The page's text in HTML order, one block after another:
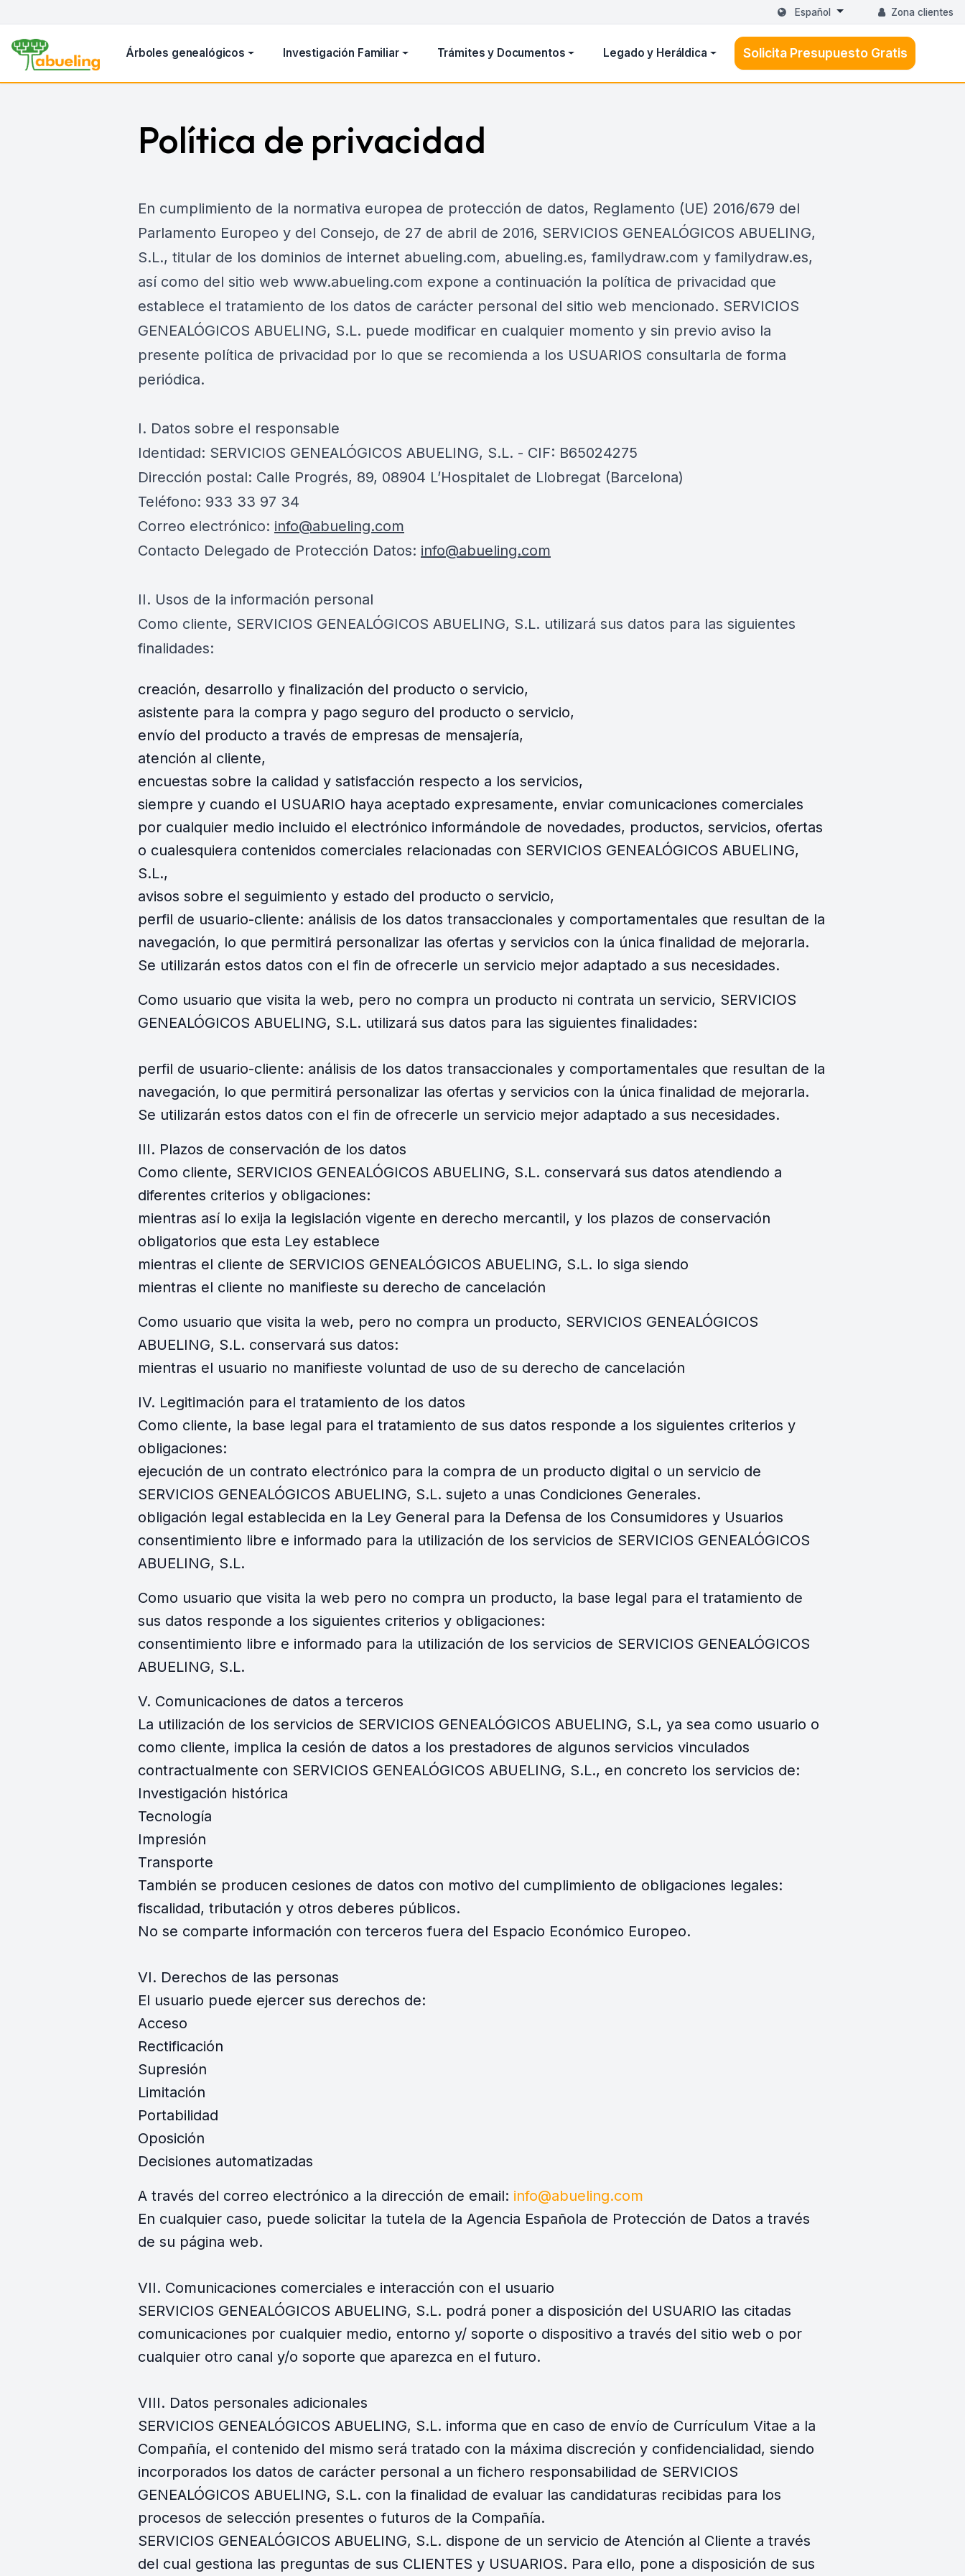
Español Zona clientes
Árboles genealógicos Investigación Familiar Trámites y Documentos Legado y Heráldica Solicita Presupuesto Gratis
Política de privacidad
En cumplimiento de la normativa europea de protección de datos, Reglamento (UE) 2016/679 del
Parlamento Europeo y del Consejo, de 27 de abril de 2016, SERVICIOS GENEALÓGICOS ABUELING,
S.L., titular de los dominios de internet abueling.com, abueling.es, familydraw.com y familydraw.es,
así como del sitio web www.abueling.com expone a continuación la política de privacidad que
establece el tratamiento de los datos de carácter personal del sitio web mencionado. SERVICIOS
GENEALÓGICOS ABUELING, S.L. puede modificar en cualquier momento y sin previo aviso la
presente política de privacidad por lo que se recomienda a los USUARIOS consultarla de forma
periódica.
I. Datos sobre el responsable
Identidad: SERVICIOS GENEALÓGICOS ABUELING, S.L. - CIF: B65024275
Dirección postal: Calle Progrés, 89, 08904 L’Hospitalet de Llobregat (Barcelona)
Teléfono: 933 33 97 34
Correo electrónico: info@abueling.com
Contacto Delegado de Protección Datos: info@abueling.com
II. Usos de la información personal
Como cliente, SERVICIOS GENEALÓGICOS ABUELING, S.L. utilizará sus datos para las siguientes
finalidades:
creación, desarrollo y finalización del producto o servicio,
asistente para la compra y pago seguro del producto o servicio,
envío del producto a través de empresas de mensajería,
atención al cliente,
encuestas sobre la calidad y satisfacción respecto a los servicios,
siempre y cuando el USUARIO haya aceptado expresamente, enviar comunicaciones comerciales
por cualquier medio incluido el electrónico informándole de novedades, productos, servicios, ofertas
o cualesquiera contenidos comerciales relacionadas con SERVICIOS GENEALÓGICOS ABUELING,
S.L.,
avisos sobre el seguimiento y estado del producto o servicio,
perfil de usuario-cliente: análisis de los datos transaccionales y comportamentales que resultan de la
navegación, lo que permitirá personalizar las ofertas y servicios con la única finalidad de mejorarla.
Se utilizarán estos datos con el fin de ofrecerle un servicio mejor adaptado a sus necesidades.
Como usuario que visita la web, pero no compra un producto ni contrata un servicio, SERVICIOS
GENEALÓGICOS ABUELING, S.L. utilizará sus datos para las siguientes finalidades:
perfil de usuario-cliente: análisis de los datos transaccionales y comportamentales que resultan de la
navegación, lo que permitirá personalizar las ofertas y servicios con la única finalidad de mejorarla.
Se utilizarán estos datos con el fin de ofrecerle un servicio mejor adaptado a sus necesidades.
III. Plazos de conservación de los datos
Como cliente, SERVICIOS GENEALÓGICOS ABUELING, S.L. conservará sus datos atendiendo a
diferentes criterios y obligaciones:
mientras así lo exija la legislación vigente en derecho mercantil, y los plazos de conservación
obligatorios que esta Ley establece
mientras el cliente de SERVICIOS GENEALÓGICOS ABUELING, S.L. lo siga siendo
mientras el cliente no manifieste su derecho de cancelación
Como usuario que visita la web, pero no compra un producto, SERVICIOS GENEALÓGICOS
ABUELING, S.L. conservará sus datos:
mientras el usuario no manifieste voluntad de uso de su derecho de cancelación
IV. Legitimación para el tratamiento de los datos
Como cliente, la base legal para el tratamiento de sus datos responde a los siguientes criterios y
obligaciones:
ejecución de un contrato electrónico para la compra de un producto digital o un servicio de
SERVICIOS GENEALÓGICOS ABUELING, S.L. sujeto a unas Condiciones Generales.
obligación legal establecida en la Ley General para la Defensa de los Consumidores y Usuarios
consentimiento libre e informado para la utilización de los servicios de SERVICIOS GENEALÓGICOS
ABUELING, S.L.
Como usuario que visita la web pero no compra un producto, la base legal para el tratamiento de
sus datos responde a los siguientes criterios y obligaciones:
consentimiento libre e informado para la utilización de los servicios de SERVICIOS GENEALÓGICOS
ABUELING, S.L.
V. Comunicaciones de datos a terceros
La utilización de los servicios de SERVICIOS GENEALÓGICOS ABUELING, S.L, ya sea como usuario o
como cliente, implica la cesión de datos a los prestadores de algunos servicios vinculados
contractualmente con SERVICIOS GENEALÓGICOS ABUELING, S.L., en concreto los servicios de:
Investigación histórica
Tecnología
Impresión
Transporte
También se producen cesiones de datos con motivo del cumplimiento de obligaciones legales:
fiscalidad, tributación y otros deberes públicos.
No se comparte información con terceros fuera del Espacio Económico Europeo.
VI. Derechos de las personas
El usuario puede ejercer sus derechos de:
Acceso
Rectificación
Supresión
Limitación
Portabilidad
Oposición
Decisiones automatizadas
A través del correo electrónico a la dirección de email: info@abueling.com
En cualquier caso, puede solicitar la tutela de la Agencia Española de Protección de Datos a través
de su página web.
VII. Comunicaciones comerciales e interacción con el usuario
SERVICIOS GENEALÓGICOS ABUELING, S.L. podrá poner a disposición del USUARIO las citadas
comunicaciones por cualquier medio, entorno y/ soporte o dispositivo a través del sitio web o por
cualquier otro canal y/o soporte que aparezca en el futuro.
VIII. Datos personales adicionales
SERVICIOS GENEALÓGICOS ABUELING, S.L. informa que en caso de envío de Currículum Vitae a la
Compañía, el contenido del mismo será tratado con la máxima discreción y confidencialidad, siendo
incorporados los datos de carácter personal a un fichero responsabilidad de SERVICIOS
GENEALÓGICOS ABUELING, S.L. con la finalidad de evaluar las candidaturas recibidas para los
procesos de selección presentes o futuros de la Compañía.
SERVICIOS GENEALÓGICOS ABUELING, S.L. dispone de un servicio de Atención al Cliente a través
del cual gestiona las preguntas de sus CLIENTES y USUARIOS. Para ello, pone a disposición de sus